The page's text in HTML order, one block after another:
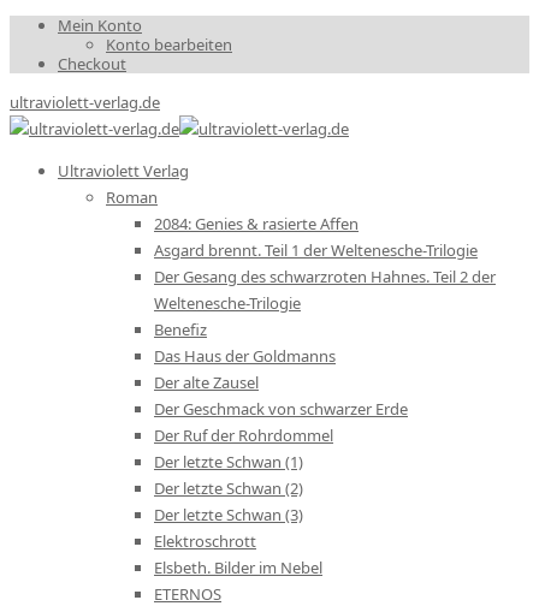
Mein Konto
Konto bearbeiten
Checkout
ultraviolett-verlag.de
Ultraviolett Verlag
Roman
2084: Genies & rasierte Affen
Asgard brennt. Teil 1 der Weltenesche-Trilogie
Der Gesang des schwarzroten Hahnes. Teil 2 der
Weltenesche-Trilogie
Benefiz
Das Haus der Goldmanns
Der alte Zausel
Der Geschmack von schwarzer Erde
Der Ruf der Rohrdommel
Der letzte Schwan (1)
Der letzte Schwan (2)
Der letzte Schwan (3)
Elektroschrott
Elsbeth. Bilder im Nebel
ETERNOS